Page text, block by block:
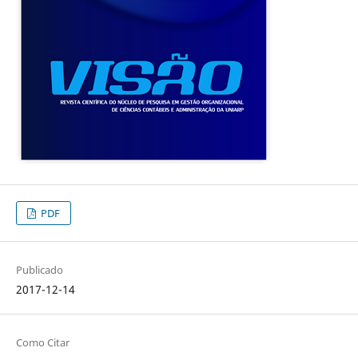
PDF
Publicado
2017-12-14
Como Citar